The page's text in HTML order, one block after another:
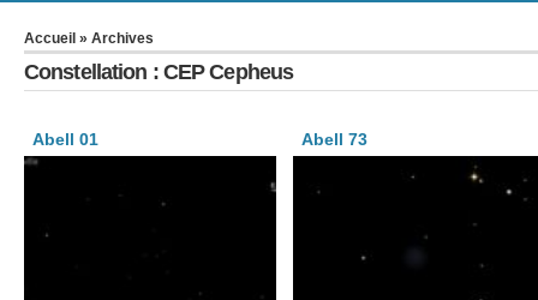
Accueil » Archives
Constellation : CEP Cepheus
Abell 01 Abell 73